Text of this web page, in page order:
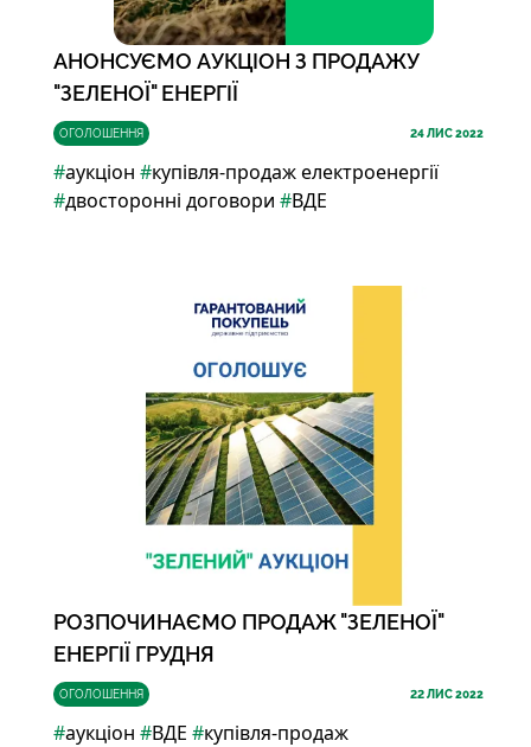
ОГОЛОШЕННЯ 24ЛИС 2022
АНОНСУЄМО АУКЦІОН З ПРОДАЖУ
"ЗЕЛЕНОЇ" ЕНЕРГІЇ
#аукціон #купівля-продаж електроенергії
#двосторонні договори #ВДЕ
ОГОЛОШЕННЯ 22ЛИС 2022
РОЗПОЧИНАЄМО ПРОДАЖ "ЗЕЛЕНОЇ"
ЕНЕРГІЇ ГРУДНЯ
#аукціон #ВДЕ #купівля-продаж